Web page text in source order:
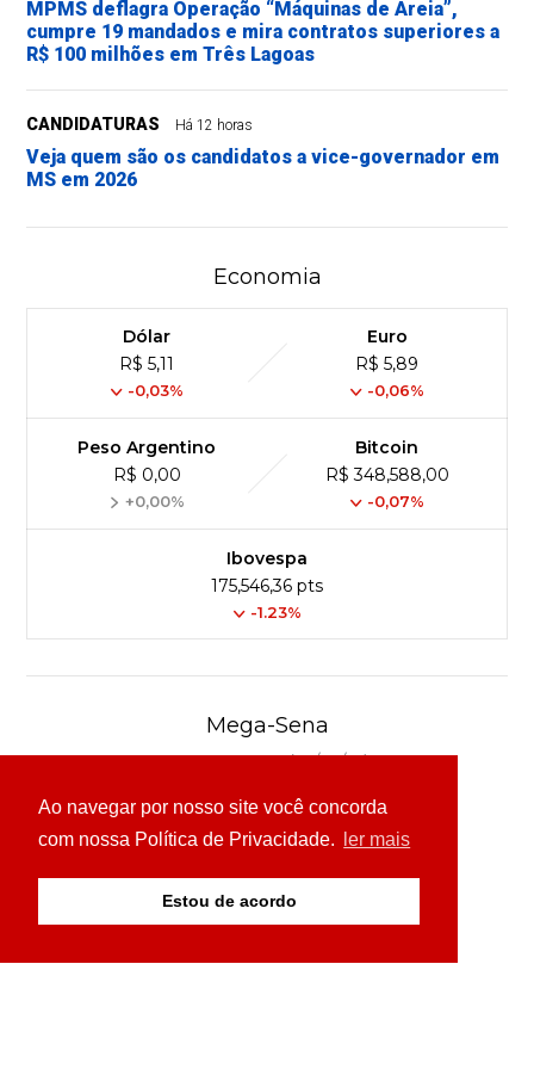
Ao navegar por nosso site você concorda
com nossa Política de Privacidade.
ler mais
Estou de acordo
MPMS deflagra Operação “Máquinas de Areia”,
cumpre 19 mandados e mira contratos superiores a
R$ 100 milhões em Três Lagoas
CANDIDATURAS Há 12 horas
Veja quem são os candidatos a vice-governador em
MS em 2026
Economia
Dólar
R$ 5,11
-0,03%
Euro
R$ 5,89
-0,06%
Peso Argentino
R$ 0,00
+0,00%
Bitcoin
R$ 348,588,00
-0,07%
Ibovespa
175,546,36 pts
-1.23%
Mega-Sena
Concurso 3040 (04/08/26)
03 16 24 30 49